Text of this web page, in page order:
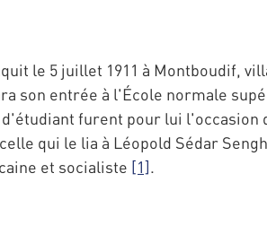
le 5 juillet 1911 à Montboudif,
son entrée à l'École normale
furent pour lui l'occasion
qui le lia à Léopold Sédar
et socialiste [1].